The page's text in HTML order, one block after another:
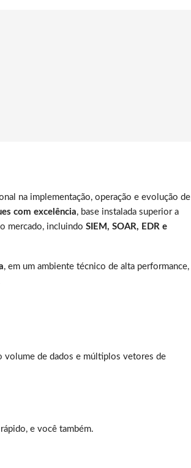
na implementação, operação e evolução de
com excelência, base instalada superior a
mercado, incluindo SIEM, SOAR, EDR e
, em um ambiente técnico de alta performance,
volume de dados e múltiplos vetores de
e você também.